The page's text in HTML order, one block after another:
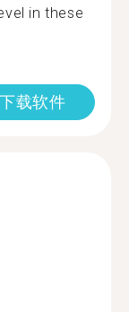
in these
下载软件